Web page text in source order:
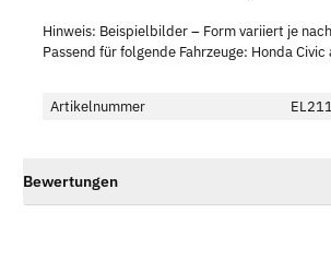
Hinweis: Beispielbilder – Form variiert je
Passend für folgende Fahrzeuge: Honda
Artikelnummer
Bewertungen